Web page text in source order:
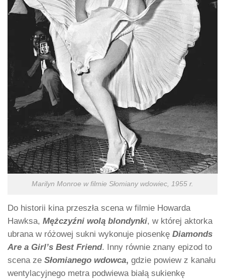
Marilyn Monroe w filmie Słomiany wdowiec, 1955 r.
Do historii kina przeszła scena w filmie Howarda
Hawksa, Mężczyźni wolą blondynki, w której aktorka
ubrana w różowej sukni wykonuje piosenkę Diamonds
Are a Girl’s Best Friend. Inny równie znany epizod to
scena ze Słomianego wdowca, gdzie powiew z kanału
wentylacyjnego metra podwiewa białą sukienkę